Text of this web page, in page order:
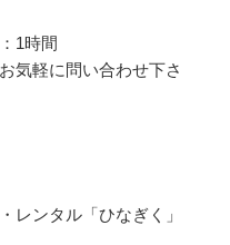
1時間
気軽に問い合わせ下さ
ンタル「ひなぎく」